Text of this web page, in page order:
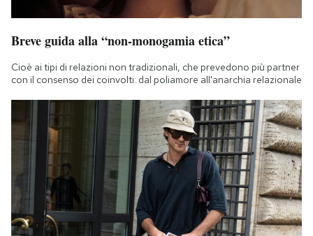
Breve guida alla “non-monogamia etica”
Cioè ai tipi di relazioni non tradizionali, che prevedono più partner
con il consenso dei coinvolti: dal poliamore all'anarchia relazionale